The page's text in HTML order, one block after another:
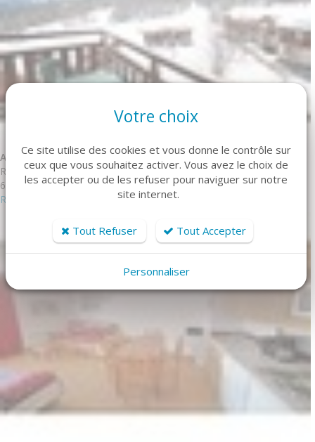
APT 4/6 Puy-Saint-Vincent
Réf. C310PAE
6 personne(s) - 2 chambre(s)
Réserver
Votre choix
Ce site utilise des cookies et vous donne le contrôle sur
ceux que vous souhaitez activer. Vous avez le choix de
les accepter ou de les refuser pour naviguer sur notre
site internet.
Tout Refuser Tout Accepter
Personnaliser